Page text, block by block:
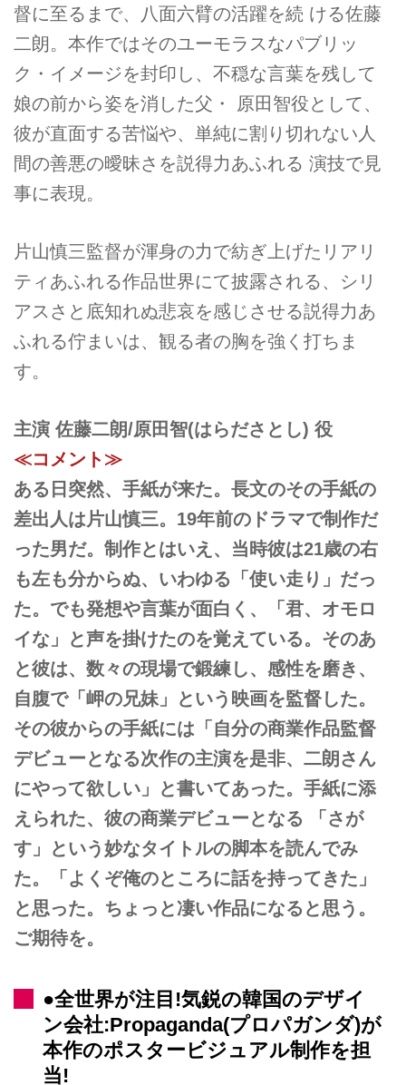
督に至るまで、八面六臂の活躍を続 ける佐藤
二朗。本作ではそのユーモラスなパブリッ
ク・イメージを封印し、不穏な言葉を残して
娘の前から姿を消した父・ 原田智役として、
彼が直面する苦悩や、単純に割り切れない人
間の善悪の曖昧さを説得力あふれる 演技で見
事に表現。
片山慎三監督が渾身の力で紡ぎ上げたリアリ
ティあふれる作品世界にて披露される、シリ
アスさと底知れぬ悲哀を感じさせる説得力あ
ふれる佇まいは、観る者の胸を強く打ちま
す。
主演 佐藤二朗/原田智(はらださとし) 役
≪コメント≫
ある日突然、手紙が来た。長文のその手紙の
差出人は片山慎三。19年前のドラマで制作だ
った男だ。制作とはいえ、当時彼は21歳の右
も左も分からぬ、いわゆる「使い走り」だっ
た。でも発想や言葉が面白く、「君、オモロ
イな」と声を掛けたのを覚えている。そのあ
と彼は、数々の現場で鍛練し、感性を磨き、
自腹で「岬の兄妹」という映画を監督した。
その彼からの手紙には「自分の商業作品監督
デビューとなる次作の主演を是非、二朗さん
にやって欲しい」と書いてあった。手紙に添
えられた、彼の商業デビューとなる 「さが
す」という妙なタイトルの脚本を読んでみ
た。「よくぞ俺のところに話を持ってきた」
と思った。ちょっと凄い作品になると思う。
ご期待を。
●全世界が注目!気鋭の韓国のデザイ
ン会社:Propaganda(プロパガンダ)が
本作のポスタービジュアル制作を担
当!